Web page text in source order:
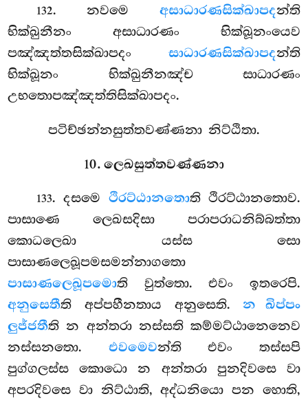
132. නවමෙ අසාධාරණසික්ඛාපදන්ති
භික්ඛුනීනං අසාධාරණං භික්ඛූනංයෙව
පඤ්ඤත්තසික්ඛාපදං සාධාරණසික්ඛාපදන්ති
භික්ඛූනං භික්ඛුනීනඤ්ච සාධාරණං
උභතොපඤ්ඤත්තිසික්ඛාපදං.
පටිච්ඡන්නසුත්තවණ්ණනා නිට්ඨිතා.
10. ලෙඛසුත්තවණ්ණනා
133. දසමෙ ථිරට්ඨානතොති ථිරට්ඨානතොව.
පාසාණෙ ලෙඛසදිසා පරාපරාධනිබ්බත්තා
කොධලෙඛා යස්ස සො
පාසාණලෙඛූපමසමන්නාගතො
පාසාණලෙඛූපමොති වුත්තො. එවං ඉතරෙපි.
අනුසෙතීති අප්පහීනතාය අනුසෙති.න ඛිප්පං
ලුජ්ජතීති න අන්තරා නස්සති කම්මට්ඨානෙනෙව
නස්සනතො. එවමෙවන්ති එවං තස්සපි
පුග්ගලස්ස කොධො න අන්තරා පුනදිවසෙ වා
අපරදිවසෙ වා නිට්ඨාති, අද්ධනියො පන හොති,